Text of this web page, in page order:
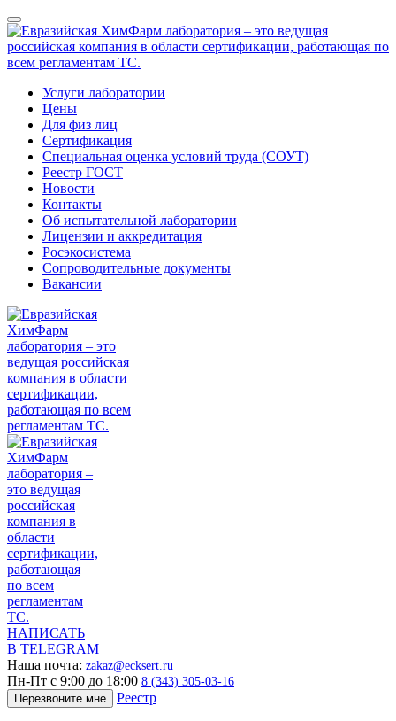
Услуги лаборатории
Цены
Для физ лиц
Сертификация
Специальная оценка условий труда (СОУТ)
Реестр ГОСТ
Новости
Контакты
Об испытательной лаборатории
Лицензии и аккредитация
Росэкосистема
Сопроводительные документы
Вакансии
НАПИСАТЬ
В TELEGRAM
Наша почта: zakaz@ecksert.ru
Пн-Пт с 9:00 до 18:00 8 (343) 305-03-16
Перезвоните мне
Реестр